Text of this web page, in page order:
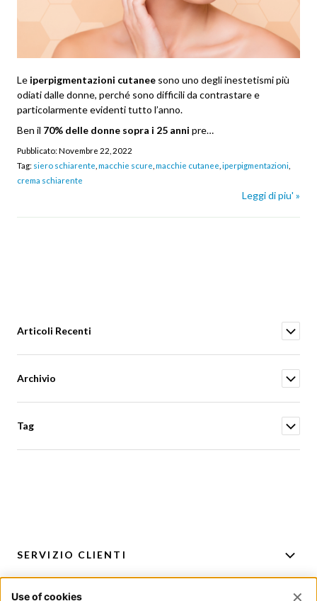
Le iperpigmentazioni cutanee sono uno degli inestetismi più
odiati dalle donne, perché sono difficili da contrastare e
particolarmente evidenti tutto l’anno.
Ben il 70% delle donne sopra i 25 anni pre…
Pubblicato:Novembre 22, 2022
Tag: siero schiarente macchie scure macchie cutanee iperpigmentazioni
crema schiarente
Leggi di piu' »
Articoli Recenti
Archivio
Tag
SERVIZIO CLIENTI